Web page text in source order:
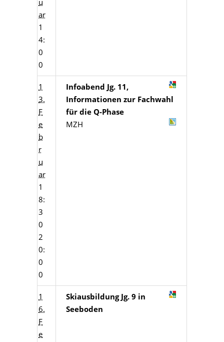
u
ar
1
4:
0
0
1
3.
F
e
b
r
u
ar
1
8:
3
0
2
0:
0
0
Infoabend Jg. 11,
Informationen zur Fachwahl
für die Q-Phase
MZH
1
6.
F
e
Skiausbildung Jg. 9 in
Seeboden